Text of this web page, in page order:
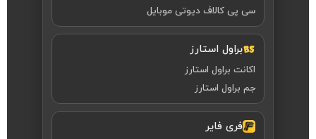
سی پی کالاف دیوتی موبایل
براول استارز
اکانت براول استارز
جم براول استارز
فری فایر